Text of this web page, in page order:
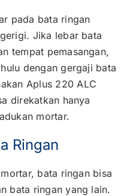
pada bata ringan
Jika lebar bata
tempat pemasangan,
dengan gergaji bata
Aplus 220 ALC
direkatkan hanya
mortar.
Ringan
bata ringan bisa
bata ringan yang lain.